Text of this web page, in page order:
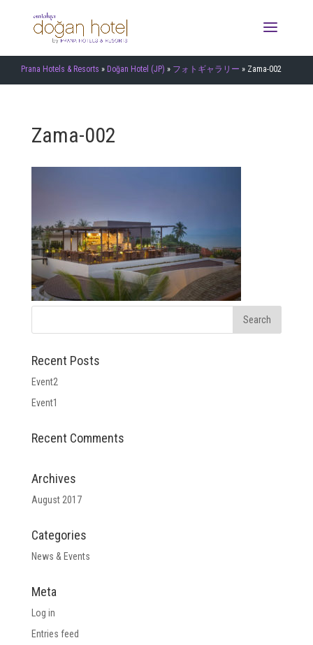
Prana Hotels & Resorts » Doğan Hotel (JP) » フォトギャラリー » Zama-002
Zama-002
Recent Posts
Event2
Event1
Recent Comments
Archives
August 2017
Categories
News & Events
Meta
Log in
Entries feed